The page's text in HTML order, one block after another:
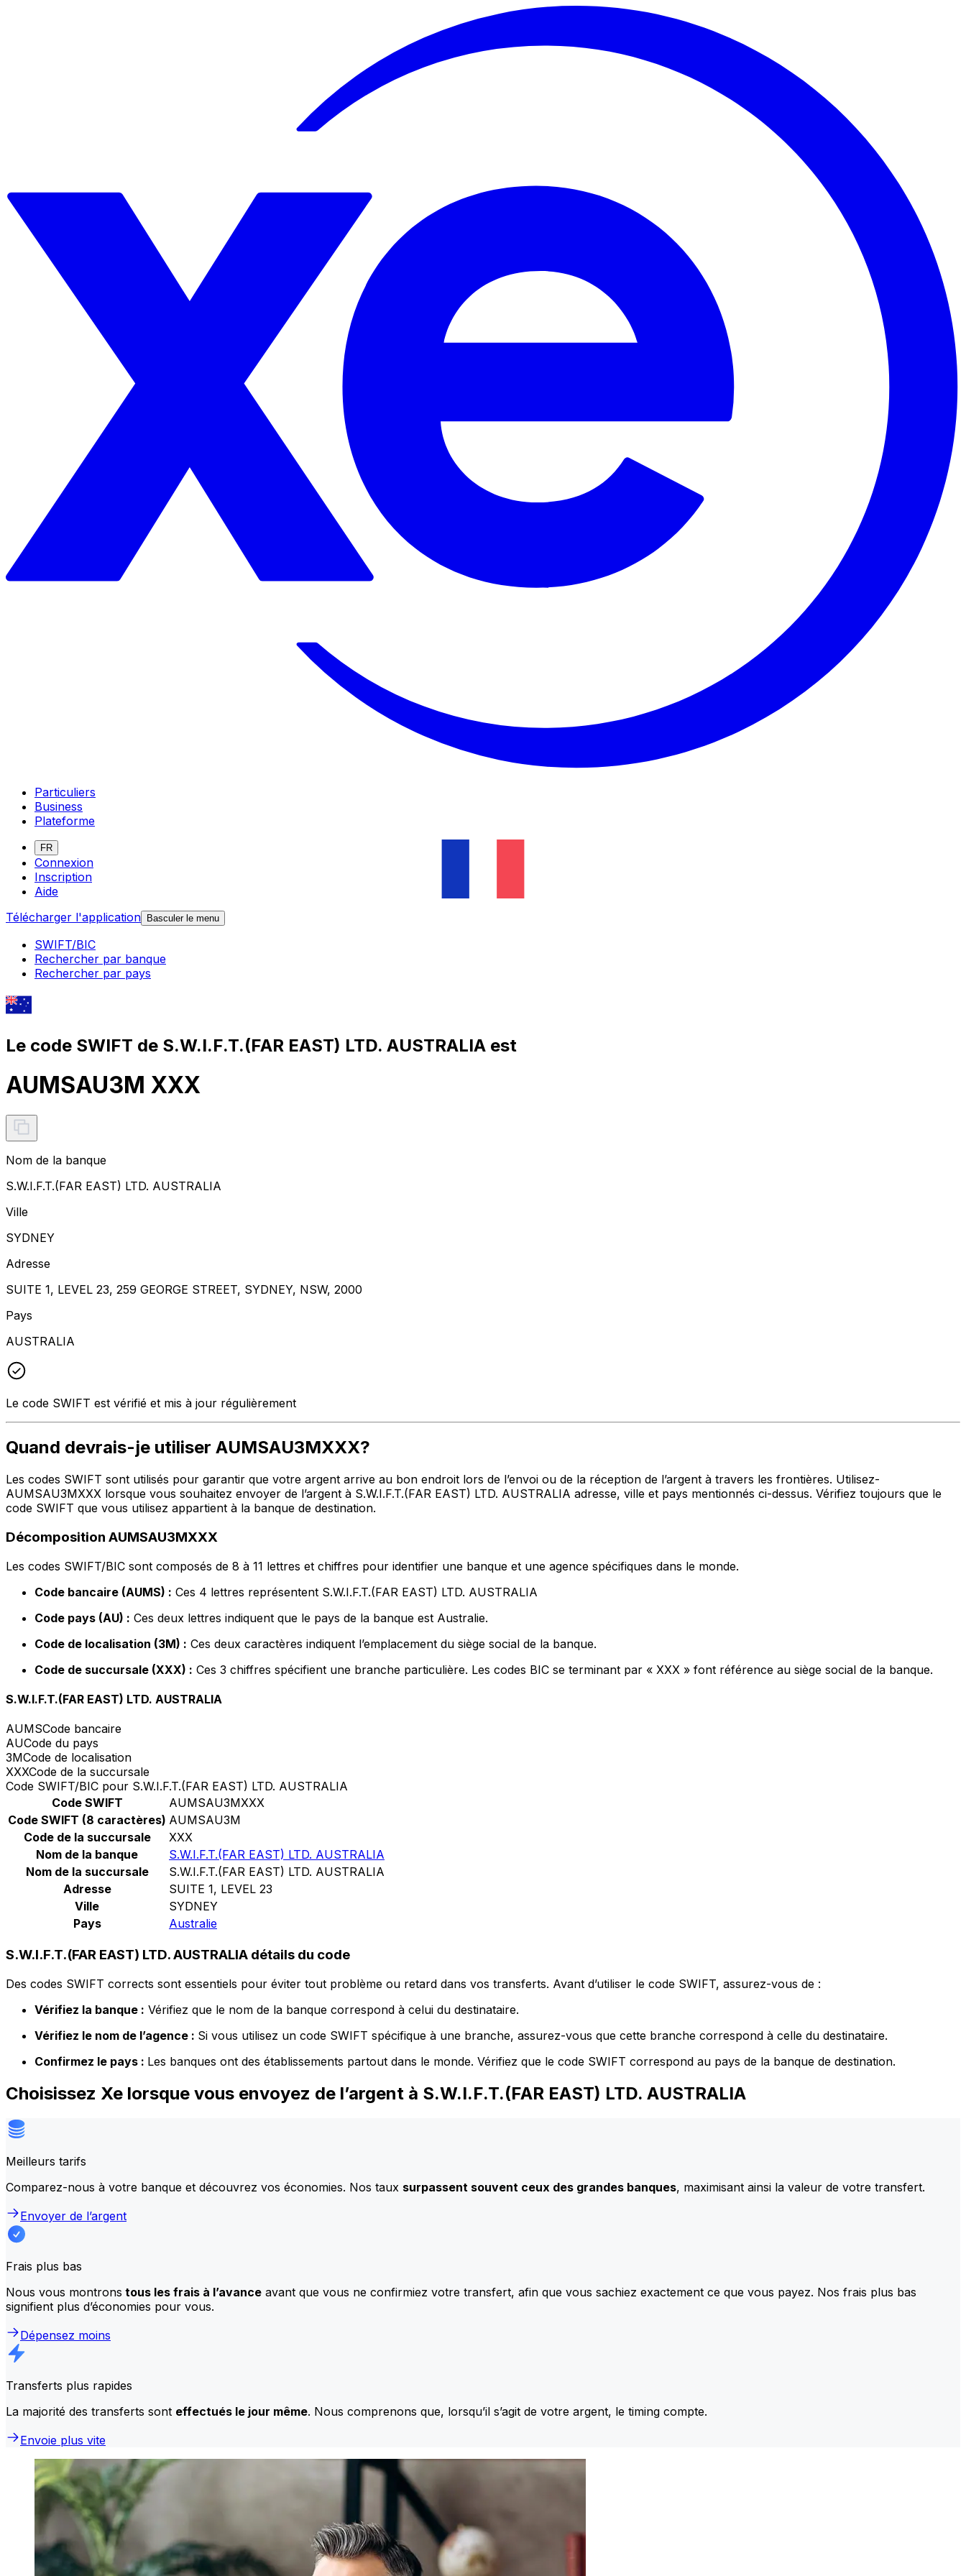
Particuliers
Business
Plateforme
FR
Connexion
Inscription
Aide
Télécharger l'application Basculer le menu
SWIFT/BIC
Rechercher par banque
Rechercher par pays
Le code SWIFT de S.W.I.F.T.(FAR EAST) LTD. AUSTRALIA est
AUMSAU3M XXX
Nom de la banque
S.W.I.F.T.(FAR EAST) LTD. AUSTRALIA
Ville
SYDNEY
Adresse
SUITE 1, LEVEL 23, 259 GEORGE STREET, SYDNEY, NSW, 2000
Pays
AUSTRALIA
Le code SWIFT est vérifié et mis à jour régulièrement
Quand devrais-je utiliser AUMSAU3MXXX?
Les codes SWIFT sont utilisés pour garantir que votre argent arrive au bon endroit lors de l’envoi ou de la réception de l’argent à travers les frontières. Utilisez-
AUMSAU3MXXX lorsque vous souhaitez envoyer de l’argent à S.W.I.F.T.(FAR EAST) LTD. AUSTRALIA adresse, ville et pays mentionnés ci-dessus. Vérifiez toujours que le
code SWIFT que vous utilisez appartient à la banque de destination.
Décomposition AUMSAU3MXXX
Les codes SWIFT/BIC sont composés de 8 à 11 lettres et chiffres pour identifier une banque et une agence spécifiques dans le monde.
Code bancaire (AUMS) : Ces 4 lettres représentent S.W.I.F.T.(FAR EAST) LTD. AUSTRALIA
Code pays (AU) : Ces deux lettres indiquent que le pays de la banque est Australie.
Code de localisation (3M) : Ces deux caractères indiquent l’emplacement du siège social de la banque.
Code de succursale (XXX) : Ces 3 chiffres spécifient une branche particulière. Les codes BIC se terminant par « XXX » font référence au siège social de la banque.
S.W.I.F.T.(FAR EAST) LTD. AUSTRALIA
AUMSCode bancaire
AUCode du pays
3MCode de localisation
XXXCode de la succursale
Code SWIFT/BIC pour S.W.I.F.T.(FAR EAST) LTD. AUSTRALIA
Code SWIFT
AUMSAU3MXXX
Code SWIFT (8 caractères) AUMSAU3M
Code de la succursale
XXX
Nom de la banque
S.W.I.F.T.(FAR EAST) LTD. AUSTRALIA
Nom de la succursale
S.W.I.F.T.(FAR EAST) LTD. AUSTRALIA
Adresse
SUITE 1, LEVEL 23
Ville
SYDNEY
Pays
Australie
S.W.I.F.T.(FAR EAST) LTD. AUSTRALIA détails du code
Des codes SWIFT corrects sont essentiels pour éviter tout problème ou retard dans vos transferts. Avant d’utiliser le code SWIFT, assurez-vous de :
Vérifiez la banque : Vérifiez que le nom de la banque correspond à celui du destinataire.
Vérifiez le nom de l’agence : Si vous utilisez un code SWIFT spécifique à une branche, assurez-vous que cette branche correspond à celle du destinataire.
Confirmez le pays : Les banques ont des établissements partout dans le monde. Vérifiez que le code SWIFT correspond au pays de la banque de destination.
Choisissez Xe lorsque vous envoyez de l’argent à S.W.I.F.T.(FAR EAST) LTD. AUSTRALIA
Meilleurs tarifs
Comparez-nous à votre banque et découvrez vos économies. Nos taux surpassent souvent ceux des grandes banques, maximisant ainsi la valeur de votre transfert.
Envoyer de l’argent
Frais plus bas
Nous vous montrons tous les frais à l’avance avant que vous ne confirmiez votre transfert, afin que vous sachiez exactement ce que vous payez. Nos frais plus bas
signifient plus d’économies pour vous.
Dépensez moins
Transferts plus rapides
La majorité des transferts sont effectués le jour même. Nous comprenons que, lorsqu’il s’agit de votre argent, le timing compte.
Envoie plus vite